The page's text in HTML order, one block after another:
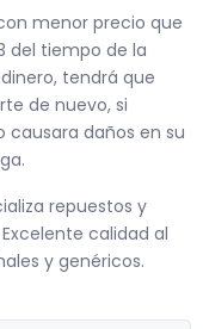
menor precio que
del tiempo de la
tendrá que
de nuevo, si
daños en su
repuestos y
calidad al
y genéricos.